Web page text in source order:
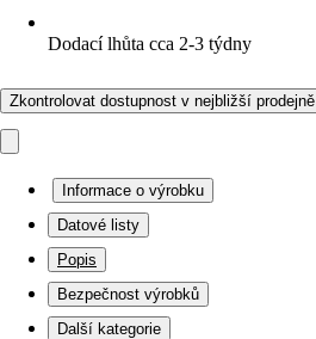
Dodací lhůta cca 2-3 týdny
Zkontrolovat dostupnost v nejbližší prodejně
Informace o výrobku
Datové listy
Popis
Bezpečnost výrobků
Další kategorie